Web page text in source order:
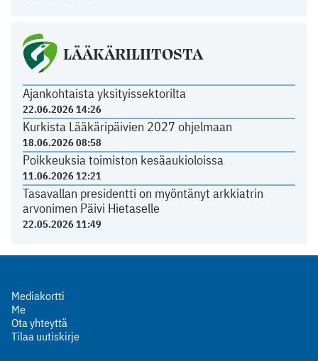
LÄÄKÄRILIITOSTA
Ajankohtaista yksityissektorilta
22.06.2026 14:26
Kurkista Lääkäripäivien 2027 ohjelmaan
18.06.2026 08:58
Poikkeuksia toimiston kesäaukioloissa
11.06.2026 12:21
Tasavallan presidentti on myöntänyt arkkiatrin
arvonimen Päivi Hietaselle
22.05.2026 11:49
Mediakortti
Me
Ota yhteyttä
Tilaa uutiskirje